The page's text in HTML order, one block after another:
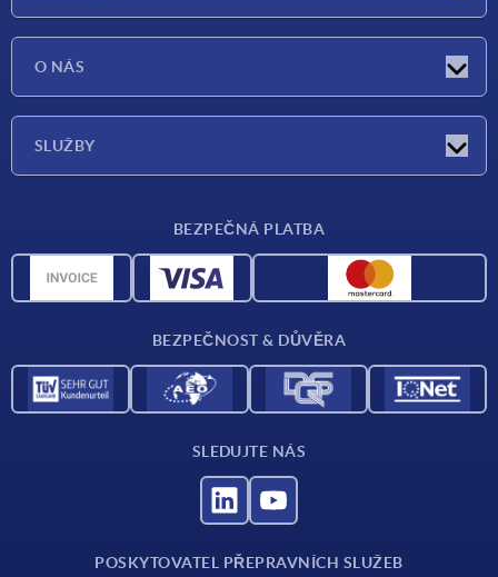
O NÁS
SLUŽBY
CAD data
BEZPEČNÁ PLATBA
BEZPEČNOST & DŮVĚRA
SLEDUJTE NÁS
POSKYTOVATEL PŘEPRAVNÍCH SLUŽEB